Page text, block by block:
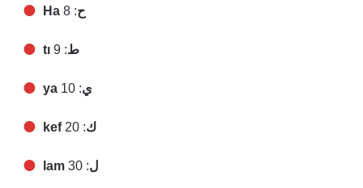
Ha ح: 8
tı ط: 9
ya ي: 10
kef ك: 20
lam ل: 30